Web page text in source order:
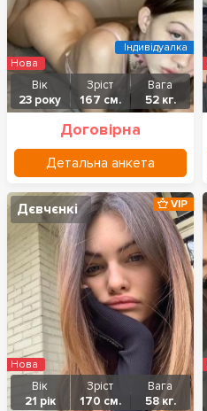
Вік
23 року
Зріст
167 см.
Вага
52 кг.
Договірна
Детальна анкета
Нова
Індивідуалка
Дєвчєнкі
Вік
21 рік
Зріст
170 см.
Вага
58 кг.
VIP
Нова